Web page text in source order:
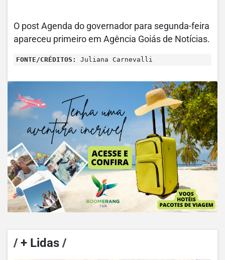
O post Agenda do governador para segunda-feira
apareceu primeiro em Agência Goiás de Notícias.
FONTE/CRÉDITOS: Juliana Carnevalli
/+ Lidas /